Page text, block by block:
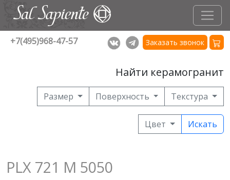
+7(495)968-47-57 Заказать звонок
Найти керамогранит
Размер Поверхность Текстура
Цвет Искать
PLX 721 M 5050